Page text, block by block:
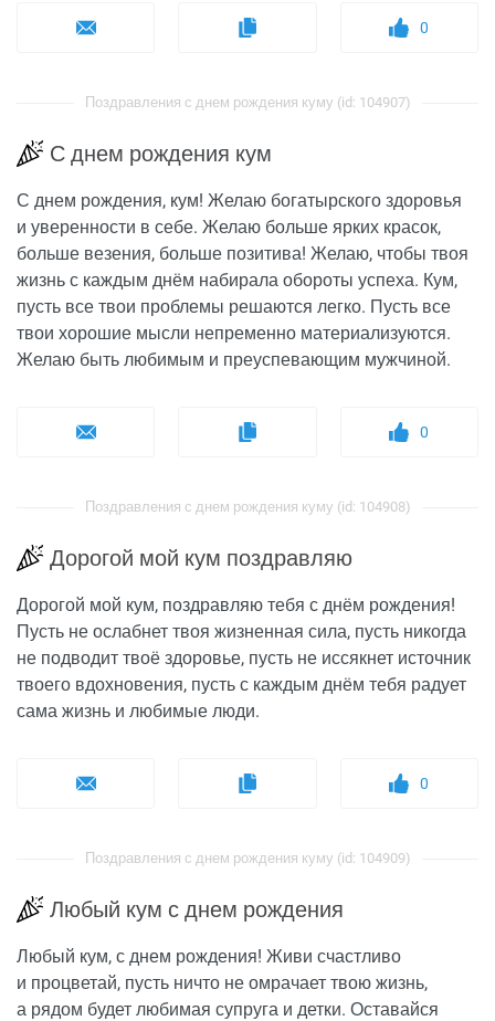
0
Поздравления с днем рождения куму (id: 104907)
С днем рождения кум
С днем рождения, кум! Желаю богатырского здоровья
и уверенности в себе. Желаю больше ярких красок,
больше везения, больше позитива! Желаю, чтобы твоя
жизнь с каждым днём набирала обороты успеха. Кум,
пусть все твои проблемы решаются легко. Пусть все
твои хорошие мысли непременно материализуются.
Желаю быть любимым и преуспевающим мужчиной.
0
Поздравления с днем рождения куму (id: 104908)
Дорогой мой кум поздравляю
Дорогой мой кум, поздравляю тебя с днём рождения!
Пусть не ослабнет твоя жизненная сила, пусть никогда
не подводит твоё здоровье, пусть не иссякнет источник
твоего вдохновения, пусть с каждым днём тебя радует
сама жизнь и любимые люди.
0
Поздравления с днем рождения куму (id: 104909)
Любый кум с днем рождения
Любый кум, с днем рождения! Живи счастливо
и процветай, пусть ничто не омрачает твою жизнь,
а рядом будет любимая супруга и детки. Оставайся